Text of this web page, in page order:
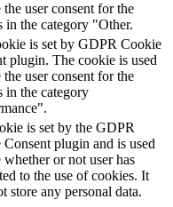
the user consent for the
in the category "Other.
is set by GDPR Cookie
plugin. The cookie is used
the user consent for the
in the category
is set by the GDPR
plugin and is used
whether or not user has
to the use of cookies. It
store any personal data.